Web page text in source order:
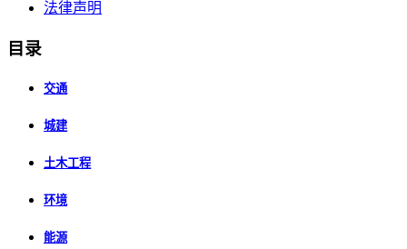
法律声明
目录
交通
城建
土木工程
环境
能源